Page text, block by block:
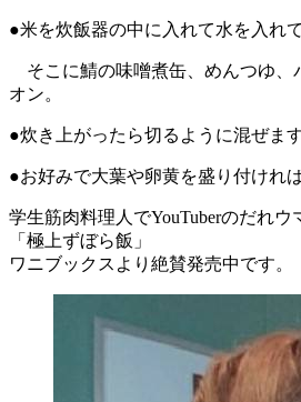
●米を炊飯器の中に入れて水を入れて
そこに鯖の味噌煮缶、めんつゆ、
オン。
●炊き上がったら切るように混ぜます
●お好みで大葉や卵黄を盛り付けれ
学生筋肉料理人でYouTuberのだれウ
「極上ずぼら飯」
ワニブックスより絶賛発売中です。